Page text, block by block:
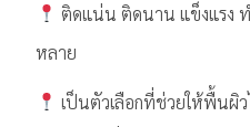
ติดแน่น ติดนาน แข็งแรง
หลาย
เป็นตัวเลือกที่ช่วยให้พื้นผิว